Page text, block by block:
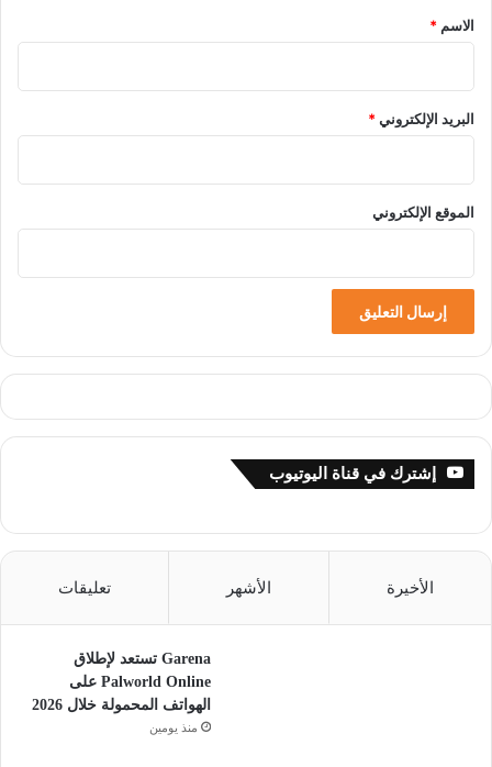
*
الاسم *
البريد الإلكتروني*
الموقع الإلكتروني
إشترك في قناة اليوتيوب
الأخيرة الأشهر تعليقات
Garena تستعد لإطلاق
Palworld Online على
الهواتف المحمولة خلال 2026
منذ يومين